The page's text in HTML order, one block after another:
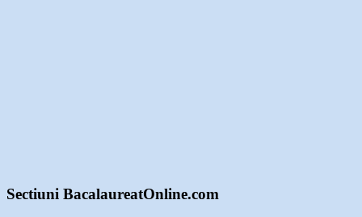
Sectiuni BacalaureatOnline.com